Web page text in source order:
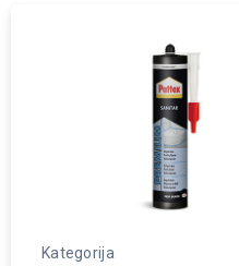
Kategorija